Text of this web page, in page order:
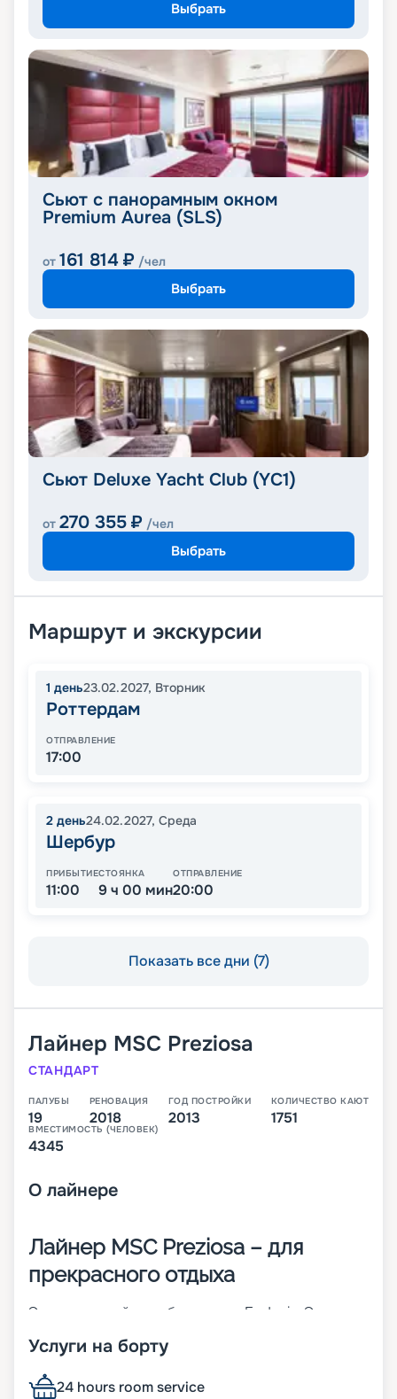
Выбрать
Сьют с панорамным окном
Premium Aurea (SLS)
от 161 814 ₽ /чел
Выбрать
Сьют Deluxe Yacht Club (YC1)
от 270 355 ₽ /чел
Выбрать
Маршрут и экскурсии
1 день23.02.2027, Вторник
Роттердам
ОТПРАВЛЕНИЕ
17:00
2 день24.02.2027, Среда
Шербур
ПРИБЫТИЕ
11:00
СТОЯНКА
9 ч 00 мин
ОТПРАВЛЕНИЕ
20:00
Показать все дни (7)
Лайнер MSC Preziosa
СТАНДАРТ
ПАЛУБЫ
19
РЕНОВАЦИЯ
2018
ГОД ПОСТРОЙКИ
2013
КОЛИЧЕСТВО КАЮТ
1751
ВМЕСТИМОСТЬ (ЧЕЛОВЕК)
4345
О лайнере
Лайнер MSC Preziosa – для
прекрасного отдыха
Это четвертый корабль класса Fantasia. Это
палубное судно спущено на воду в 2013 году, а в
все условия для прекрасного отдыха.
Услуги на борту
24 hours room service